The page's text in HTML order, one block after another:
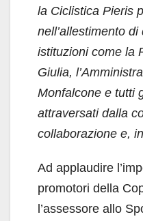
la Ciclistica Pieris
nell’allestimento
istituzioni come la
Giulia,
Monfalcone e tutti
attraversati dalla
collaborazione e,
Ad applaudire
promotori della
l’assessore allo